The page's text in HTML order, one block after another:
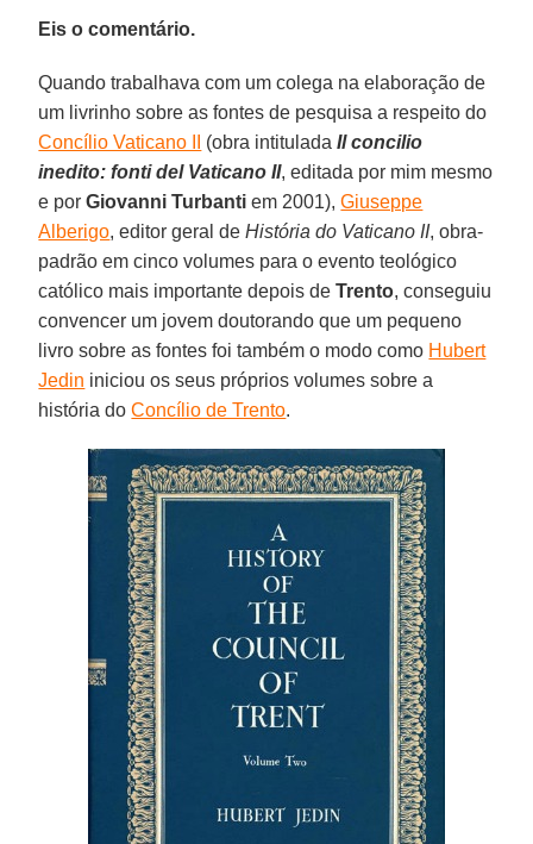
Eis o comentário.
Quando trabalhava com um colega na elaboração de
um livrinho sobre as fontes de pesquisa a respeito do
Concílio Vaticano II
(obra intituladaIl concilio
inedito: fonti del Vaticano II, editada por mim mesmo
e porGiovanni Turbanti em 2001),Giuseppe
Alberigo, editor geral deHistória do Vaticano II, obra-
padrão em cinco volumes para o evento teológico
católico mais importante depois deTrento, conseguiu
convencer um jovem doutorando que um pequeno
livro sobre as fontes foi também o modo como Hubert
Jedin iniciou os seus próprios volumes sobre a
história doConcílio de Trento.